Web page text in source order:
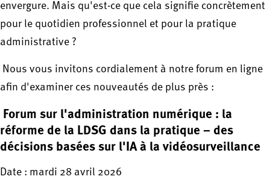
envergure. Mais qu'est-ce que cela signifie concrètement
pour le quotidien professionnel et pour la pratique
administrative ?
Nous vous invitons cordialement à notre forum en ligne
afin d'examiner ces nouveautés de plus près :
Forum sur l'administration numérique : la
réforme de la LDSG dans la pratique – des
décisions basées sur l'IA à la vidéosurveillance
Date : mardi 28 avril 2026